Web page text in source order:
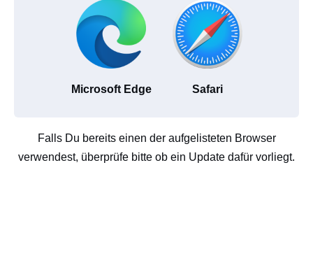
Microsoft Edge Safari
Falls Du bereits einen der aufgelisteten Browser
verwendest, überprüfe bitte ob ein Update dafür vorliegt.